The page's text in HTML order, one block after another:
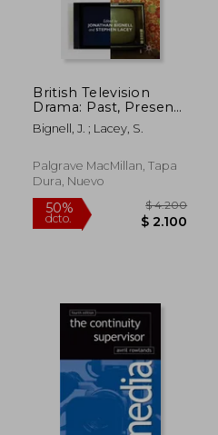
British Television
Drama: Past, Present
and Future (en Inglés)
Bignell, J. ; Lacey, S.
Palgrave MacMillan, Tapa
Dura, Nuevo